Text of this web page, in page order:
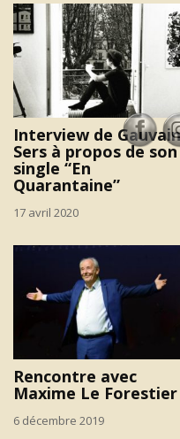
Interview de Gauvain
Sers à propos de son
single “En
Quarantaine”
17 avril 2020
Rencontre avec
Maxime Le Forestier
6 décembre 2019